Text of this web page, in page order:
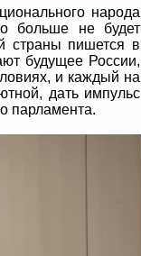
народа
больше не будет
страны пишется в
будущее России,
и каждый на
дать импульс
парламента.